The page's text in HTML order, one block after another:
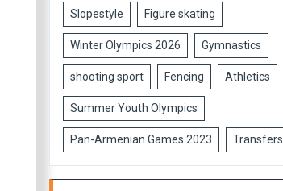
Slopestyle Figure skating
Winter Olympics 2026 Gymnastics
shooting sport Fencing Athletics
Summer Youth Olympics
Pan-Armenian Games 2023 Transfers